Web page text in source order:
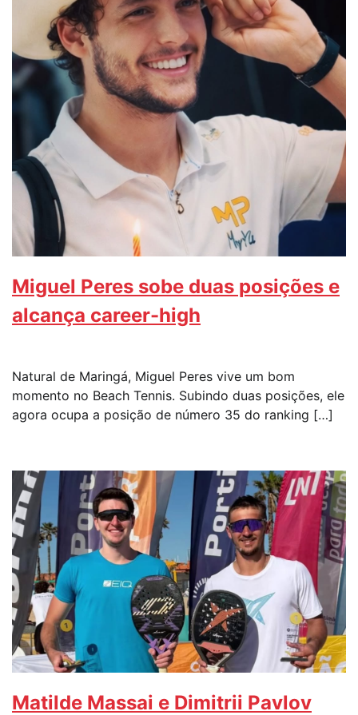
Miguel Peres sobe duas posições e
alcança career-high
Natural de Maringá, Miguel Peres vive um bom
momento no Beach Tennis. Subindo duas posições, ele
agora ocupa a posição de número 35 do ranking […]
Matilde Massai e Dimitrii Pavlov